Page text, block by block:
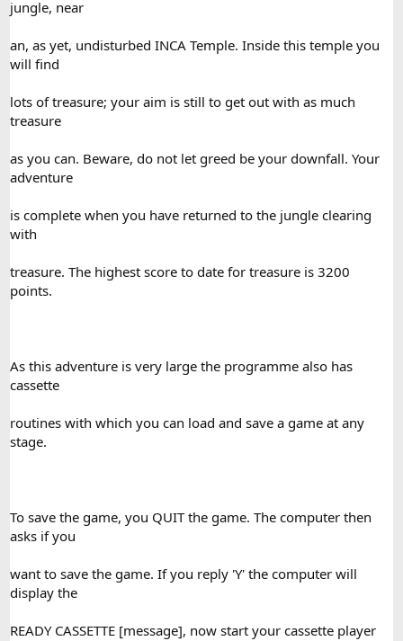
jungle, near
an, as yet, undisturbed INCA Temple. Inside this temple you
will find
lots of treasure; your aim is still to get out with as much
treasure
as you can. Beware, do not let greed be your downfall. Your
adventure
is complete when you have returned to the jungle clearing
with
treasure. The highest score to date for treasure is 3200
points.
As this adventure is very large the programme also has
cassette
routines with which you can load and save a game at any
stage.
To save the game, you QUIT the game. The computer then
asks if you
want to save the game. If you reply 'Y' the computer will
display the
READY CASSETTE [message], now start your cassette player